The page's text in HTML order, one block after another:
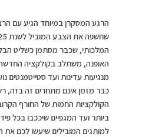
הרגע המסקרן במיוחד הגיע עם
המלכותי, שכבר מסתמן כשליט
האופנה, משתלב בקולקציה החדשה
מנגיעות עדינות ועד סטייטמנטים
הקולקציות החמות של החורף
ביותר ועד המגפיים שיככבו בכל
למותגים המובילים שיעשו לכם את